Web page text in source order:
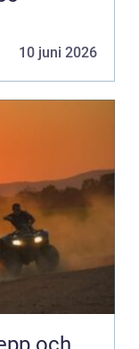
10 juni 2026